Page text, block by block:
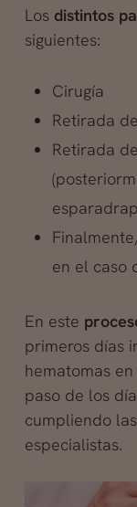
Losdistintos
siguientes:
Cirugía
Retirada
Retirada
en el caso
En este
primeros días
hematomas
paso de los
cumpliendo
especialistas.